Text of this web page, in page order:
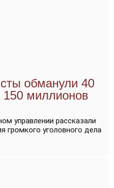
обманули 40
150 миллионов
управлении рассказали
громкого уголовного дела